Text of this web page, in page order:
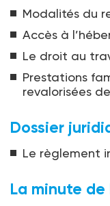
Modalités du
Accès à
Le droit au
Prestations
revalorisées de
Dossier
Le règlement
La minute de